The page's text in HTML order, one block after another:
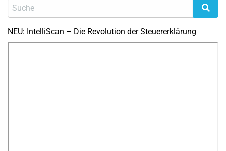
NEU: IntelliScan – Die Revolution der Steuererklärung